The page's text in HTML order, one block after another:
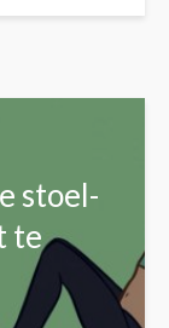
stoel-
te